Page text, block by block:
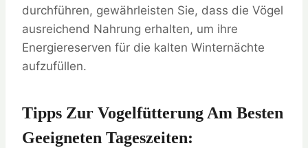
durchführen, gewährleisten Sie, dass die Vögel
ausreichend Nahrung erhalten, um ihre
Energiereserven für die kalten Winternächte
aufzufüllen.
Tipps Zur Vogelfütterung Am Besten
Geeigneten Tageszeiten: